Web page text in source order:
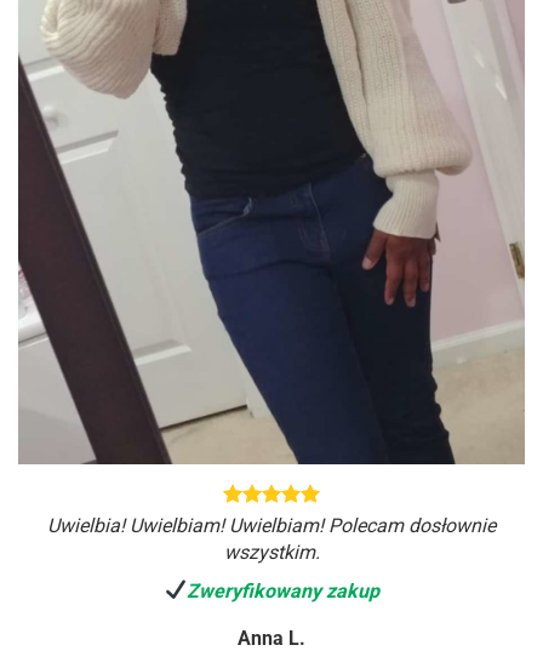
Uwielbia! Uwielbiam! Uwielbiam! Polecam dosłownie
wszystkim.
Zweryfikowany zakup
Anna L.